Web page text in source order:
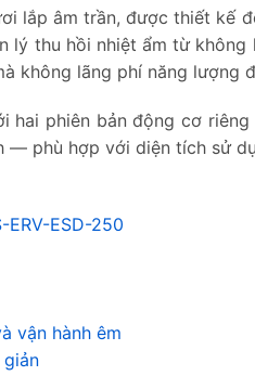
lắp âm trần, được thiết
lý thu hồi nhiệt ẩm từ
không lãng phí năng lượng
hai phiên bản động cơ riêng
— phù hợp với diện tích sử
ESD-250
vận hành êm